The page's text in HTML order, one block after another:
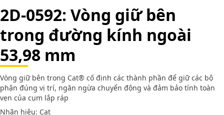
2D-0592: Vòng giữ bên
trong đường kính ngoài
53,98 mm
Vòng giữ bên trong Cat® cố định các thành phần để giữ các bộ
phận đúng vị trí, ngăn ngừa chuyển động và đảm bảo tính toàn
vẹn của cụm lắp ráp
Nhãn hiệu: Cat